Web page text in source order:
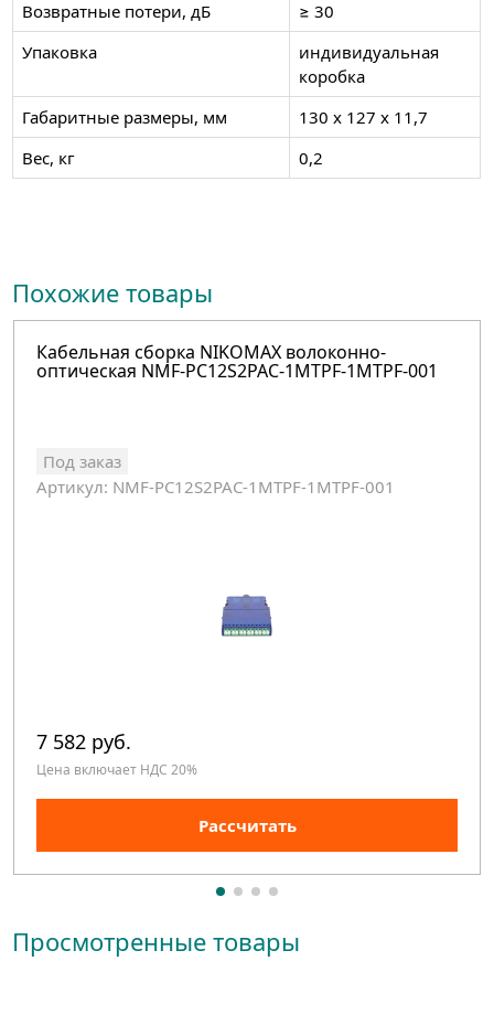
Возвратные потери, дБ
≥ 30
Упаковка
индивидуальная
коробка
Габаритные размеры, мм
130 х 127 х 11,7
Вес, кг
0,2
Похожие товары
Кабельная сборка NIKOMAX волоконно-
оптическая NMF-PC12S2PAC-1MTPF-1MTPF-001
Под заказ
Артикул: NMF-PC12S2PAC-1MTPF-1MTPF-001
7 582 руб.
Цена включает НДС 20%
Рассчитать
Просмотренные товары